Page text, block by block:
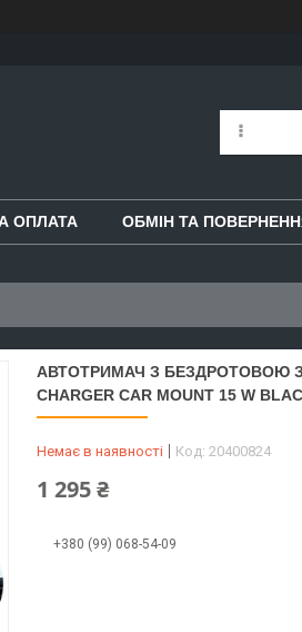
ОПЛАТА ОБМІН ТА
АВТОТРИМАЧ З БЕЗДРОТОВОЮ
CHARGER CAR MOUNT 15 W
Немає в наявності Код: 20400824
1 295 ₴
+380 (99) 068-54-09